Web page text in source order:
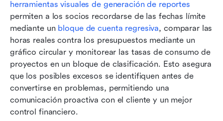
herramientas visuales de generación de reportes
permiten a los socios recordarse de las fechas límite
mediante un bloque de cuenta regresiva, comparar las
horas reales contra los presupuestos mediante un
gráfico circular y monitorear las tasas de consumo de
proyectos en un bloque de clasificación. Esto asegura
que los posibles excesos se identifiquen antes de
convertirse en problemas, permitiendo una
comunicación proactiva con el cliente y un mejor
control financiero.